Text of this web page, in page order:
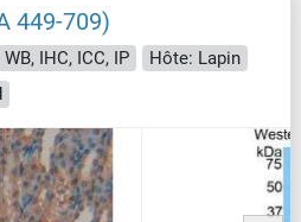
449-709)
WB, IHC, ICC, IP
Hôte: Lapin